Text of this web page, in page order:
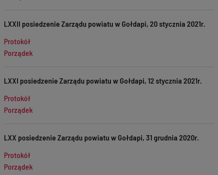
LXXII posiedzenie Zarządu powiatu w Gołdapi, 20 stycznia 2021r.
Protokół
Porządek
LXXI posiedzenie Zarządu powiatu w Gołdapi, 12 stycznia 2021r.
Protokół
Porządek
LXX posiedzenie Zarządu powiatu w Gołdapi, 31 grudnia 2020r.
Protokół
Porządek